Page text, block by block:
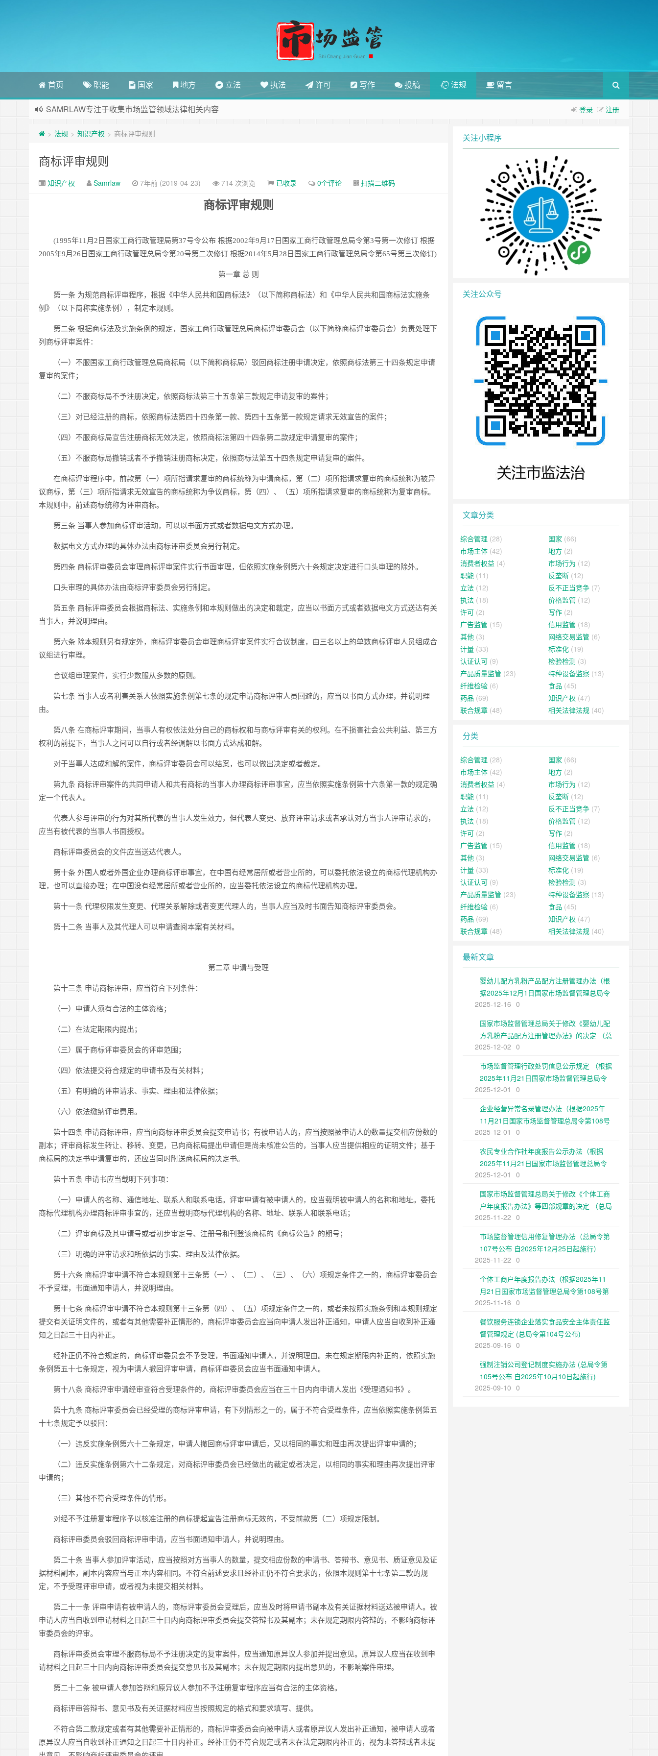
首页 职能 国家 地方 立法 执法 许可 写作 投稿 法规 留言
登录 注册
SAMRLAW专注于收集市场监管领域法律相关内容
> 法规 > 知识产权 > 商标评审规则
商标评审规则
知识产权 Samrlaw 7年前 (2019-04-23) 714 次浏览 已收录 0个评论 扫描二维码
商标评审规则
(1995年11月2日国家工商行政管理局第37号令公布 根据2002年9月17日国家工商行政管理总局令第3号第一次修订 根据
2005年9月26日国家工商行政管理总局令第20号第二次修订 根据2014年5月28日国家工商行政管理总局令第65号第三次修订)
第一章 总 则
第一条 为规范商标评审程序，根据《中华人民共和国商标法》（以下简称商标法）和《中华人民共和国商标法实施条
例》（以下简称实施条例），制定本规则。
第二条 根据商标法及实施条例的规定，国家工商行政管理总局商标评审委员会（以下简称商标评审委员会）负责处理下
列商标评审案件：
（一）不服国家工商行政管理总局商标局（以下简称商标局）驳回商标注册申请决定，依照商标法第三十四条规定申请
复审的案件；
（二）不服商标局不予注册决定，依照商标法第三十五条第三款规定申请复审的案件；
（三）对已经注册的商标，依照商标法第四十四条第一款、第四十五条第一款规定请求无效宣告的案件；
（四）不服商标局宣告注册商标无效决定，依照商标法第四十四条第二款规定申请复审的案件；
（五）不服商标局撤销或者不予撤销注册商标决定，依照商标法第五十四条规定申请复审的案件。
在商标评审程序中，前款第（一）项所指请求复审的商标统称为申请商标，第（二）项所指请求复审的商标统称为被异
议商标，第（三）项所指请求无效宣告的商标统称为争议商标，第（四）、（五）项所指请求复审的商标统称为复审商标。
本规则中，前述商标统称为评审商标。
第三条 当事人参加商标评审活动，可以以书面方式或者数据电文方式办理。
数据电文方式办理的具体办法由商标评审委员会另行制定。
第四条 商标评审委员会审理商标评审案件实行书面审理，但依照实施条例第六十条规定决定进行口头审理的除外。
口头审理的具体办法由商标评审委员会另行制定。
第五条 商标评审委员会根据商标法、实施条例和本规则做出的决定和裁定，应当以书面方式或者数据电文方式送达有关
当事人，并说明理由。
第六条 除本规则另有规定外，商标评审委员会审理商标评审案件实行合议制度，由三名以上的单数商标评审人员组成合
议组进行审理。
合议组审理案件，实行少数服从多数的原则。
第七条 当事人或者利害关系人依照实施条例第七条的规定申请商标评审人员回避的，应当以书面方式办理，并说明理
由。
第八条 在商标评审期间，当事人有权依法处分自己的商标权和与商标评审有关的权利。在不损害社会公共利益、第三方
权利的前提下，当事人之间可以自行或者经调解以书面方式达成和解。
对于当事人达成和解的案件，商标评审委员会可以结案，也可以做出决定或者裁定。
第九条 商标评审案件的共同申请人和共有商标的当事人办理商标评审事宜，应当依照实施条例第十六条第一款的规定确
定一个代表人。
代表人参与评审的行为对其所代表的当事人发生效力，但代表人变更、放弃评审请求或者承认对方当事人评审请求的，
应当有被代表的当事人书面授权。
商标评审委员会的文件应当送达代表人。
第十条 外国人或者外国企业办理商标评审事宜，在中国有经常居所或者营业所的，可以委托依法设立的商标代理机构办
理，也可以直接办理；在中国没有经常居所或者营业所的，应当委托依法设立的商标代理机构办理。
第十一条 代理权限发生变更、代理关系解除或者变更代理人的，当事人应当及时书面告知商标评审委员会。
第十二条 当事人及其代理人可以申请查阅本案有关材料。
第二章 申请与受理
第十三条 申请商标评审，应当符合下列条件：
（一）申请人须有合法的主体资格；
（二）在法定期限内提出；
（三）属于商标评审委员会的评审范围；
（四）依法提交符合规定的申请书及有关材料；
（五）有明确的评审请求、事实、理由和法律依据；
（六）依法缴纳评审费用。
第十四条 申请商标评审，应当向商标评审委员会提交申请书；有被申请人的，应当按照被申请人的数量提交相应份数的
副本；评审商标发生转让、移转、变更，已向商标局提出申请但是尚未核准公告的，当事人应当提供相应的证明文件；基于
商标局的决定书申请复审的，还应当同时附送商标局的决定书。
第十五条 申请书应当载明下列事项：
（一）申请人的名称、通信地址、联系人和联系电话。评审申请有被申请人的，应当载明被申请人的名称和地址。委托
商标代理机构办理商标评审事宜的，还应当载明商标代理机构的名称、地址、联系人和联系电话；
（二）评审商标及其申请号或者初步审定号、注册号和刊登该商标的《商标公告》的期号；
（三）明确的评审请求和所依据的事实、理由及法律依据。
第十六条 商标评审申请不符合本规则第十三条第（一）、（二）、（三）、（六）项规定条件之一的，商标评审委员会
不予受理，书面通知申请人，并说明理由。
第十七条 商标评审申请不符合本规则第十三条第（四）、（五）项规定条件之一的，或者未按照实施条例和本规则规定
提交有关证明文件的，或者有其他需要补正情形的，商标评审委员会应当向申请人发出补正通知，申请人应当自收到补正通
知之日起三十日内补正。
经补正仍不符合规定的，商标评审委员会不予受理，书面通知申请人，并说明理由。未在规定期限内补正的，依照实施
条例第五十七条规定，视为申请人撤回评审申请，商标评审委员会应当书面通知申请人。
第十八条 商标评审申请经审查符合受理条件的，商标评审委员会应当在三十日内向申请人发出《受理通知书》。
第十九条 商标评审委员会已经受理的商标评审申请，有下列情形之一的，属于不符合受理条件，应当依照实施条例第五
十七条规定予以驳回：
（一）违反实施条例第六十二条规定，申请人撤回商标评审申请后，又以相同的事实和理由再次提出评审申请的；
（二）违反实施条例第六十二条规定，对商标评审委员会已经做出的裁定或者决定，以相同的事实和理由再次提出评审
申请的；
（三）其他不符合受理条件的情形。
对经不予注册复审程序予以核准注册的商标提起宣告注册商标无效的，不受前款第（二）项规定限制。
商标评审委员会驳回商标评审申请，应当书面通知申请人，并说明理由。
第二十条 当事人参加评审活动，应当按照对方当事人的数量，提交相应份数的申请书、答辩书、意见书、质证意见及证
据材料副本，副本内容应当与正本内容相同。不符合前述要求且经补正仍不符合要求的，依照本规则第十七条第二款的规
定，不予受理评审申请，或者视为未提交相关材料。
第二十一条 评审申请有被申请人的，商标评审委员会受理后，应当及时将申请书副本及有关证据材料送达被申请人。被
申请人应当自收到申请材料之日起三十日内向商标评审委员会提交答辩书及其副本；未在规定期限内答辩的，不影响商标评
审委员会的评审。
商标评审委员会审理不服商标局不予注册决定的复审案件，应当通知原异议人参加并提出意见。原异议人应当在收到申
请材料之日起三十日内向商标评审委员会提交意见书及其副本；未在规定期限内提出意见的，不影响案件审理。
第二十二条 被申请人参加答辩和原异议人参加不予注册复审程序应当有合法的主体资格。
商标评审答辩书、意见书及有关证据材料应当按照规定的格式和要求填写、提供。
不符合第二款规定或者有其他需要补正情形的，商标评审委员会向被申请人或者原异议人发出补正通知，被申请人或者
原异议人应当自收到补正通知之日起三十日内补正。经补正仍不符合规定或者未在法定期限内补正的，视为未答辩或者未提
关注小程序
关注公众号
文章分类
综合管理 (28) 国家 (66)
市场主体 (42) 地方 (2)
消费者权益 (4) 市场行为 (12)
职能 (11) 反垄断 (12)
立法 (12) 反不正当竞争 (7)
执法 (18) 价格监管 (12)
许可 (2) 写作 (2)
广告监管 (15) 信用监管 (18)
其他 (3) 网络交易监管 (6)
计量 (33) 标准化 (19)
认证认可 (9) 检验检测 (3)
产品质量监管 (23) 特种设备监察 (13)
纤维检验 (6) 食品 (45)
药品 (69) 知识产权 (47)
联合规章 (48) 相关法律法规 (40)
分类
综合管理 (28) 国家 (66)
市场主体 (42) 地方 (2)
消费者权益 (4) 市场行为 (12)
职能 (11) 反垄断 (12)
立法 (12) 反不正当竞争 (7)
执法 (18) 价格监管 (12)
许可 (2) 写作 (2)
广告监管 (15) 信用监管 (18)
其他 (3) 网络交易监管 (6)
计量 (33) 标准化 (19)
认证认可 (9) 检验检测 (3)
产品质量监管 (23) 特种设备监察 (13)
纤维检验 (6) 食品 (45)
药品 (69) 知识产权 (47)
联合规章 (48) 相关法律法规 (40)
最新文章
婴幼儿配方乳粉产品配方注册管理办法（根
据2025年12月1日国家市场监督管理总局令
第109号修正）
2025-12-16 0
国家市场监督管理总局关于修改《婴幼儿配
方乳粉产品配方注册管理办法》的决定 （总
局令第109号公布 自公布之日起施行）
2025-12-02 0
市场监督管理行政处罚信息公示规定 （根据
2025年11月21日国家市场监督管理总局令
第108号第二次修正）
2025-12-01
0
企业经营异常名录管理办法（根据2025年
11月21日国家市场监督管理总局令第108号
第二次修正）
2025-12-01
0
农民专业合作社年度报告公示办法（根据
2025年11月21日国家市场监督管理总局令
第108号第二次修正）
2025-12-01
0
国家市场监督管理总局关于修改《个体工商
户年度报告办法》等四部规章的决定 （总局
令第108号公布 自2025年12月25日起施
2025-11-22 0
市场监督管理信用修复管理办法（总局令第
107号公布 自2025年12月25日起施行）
2025-11-22 0
个体工商户年度报告办法（根据2025年11
月21日国家市场监督管理总局令第108号第
二次修正）
2025-11-16 0
餐饮服务连锁企业落实食品安全主体责任监
督管理规定 (总局令第104号公布)
2025-09-16 0
强制注销公司登记制度实施办法 (总局令第
105号公布 自2025年10月10日起施行)
2025-09-10 0